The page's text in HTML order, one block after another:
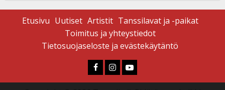
Etusivu Uutiset Artistit Tanssilavat ja -paikat
Toimitus ja yhteystiedot
Tietosuojaseloste ja evästekäytäntö
Faceboook
Instagram
Youtube